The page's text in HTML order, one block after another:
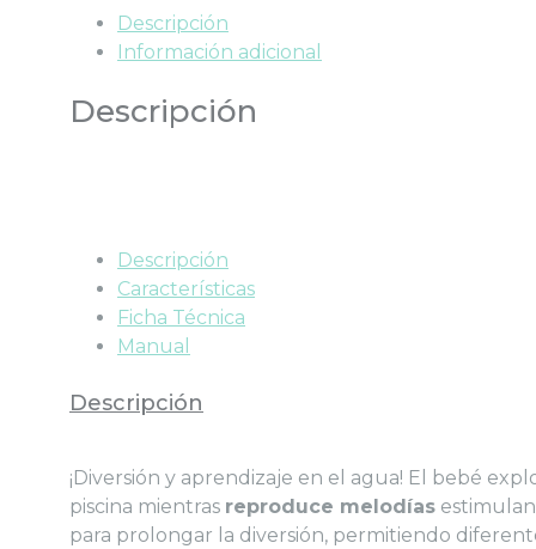
Descripción
Información adicional
Descripción
Descripción
Características
Ficha Técnica
Manual
Descripción
¡Diversión y aprendizaje en el agua! El bebé
piscina mientras reproduce melodías
para prolongar la diversión, permitiendo